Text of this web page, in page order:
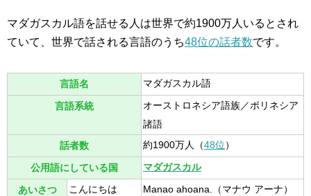
マダガスカル語を話せる人は世界で約1900万人いるとされ
ていて、世界で話される言語のうち48位の話者数です。
言語名 マダガスカル語
言語系統
オーストロネシア語族／ポリネシア
諸語
話者数 約1900万人（48位）
公用語にしている国 マダガスカル
あいさつ こんにちは
Manao ahoana.（マナウ アーナ）